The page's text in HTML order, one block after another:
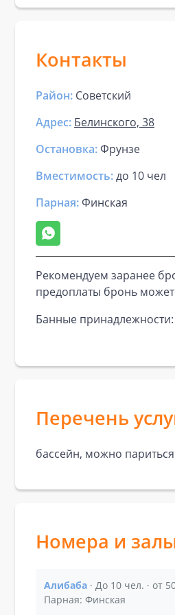
Контакты
Район: Советский
Адрес: Белинского, 38
Остановка:Фрунзе
Вместимость:до 10 чел
Парная:Финская
Рекомендуем заранее
предоплаты бронь может
Банные принадлежности:
Перечень
бассейн, можно
Номера и
Алибаба · До 10 чел. · от
Парная: Финская
Показать подробности